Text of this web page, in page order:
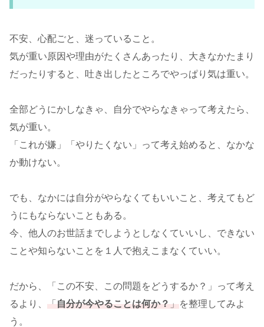
不安、心配ごと、迷っていること。
気が重い原因や理由がたくさんあったり、大きなかたまり
だったりすると、吐き出したところでやっぱり気は重い。
全部どうにかしなきゃ、自分でやらなきゃって考えたら、
気が重い。
「これが嫌」「やりたくない」って考え始めると、なかな
か動けない。
でも、なかには自分がやらなくてもいいこと、考えてもど
うにもならないこともある。
今、他人のお世話までしようとしなくていいし、できない
ことや知らないことを１人で抱えこまなくていい。
だから、「この不安、この問題をどうするか？」って考え
るより、
「 自分が今やることは何か？ 」
を整理してみよ
う。